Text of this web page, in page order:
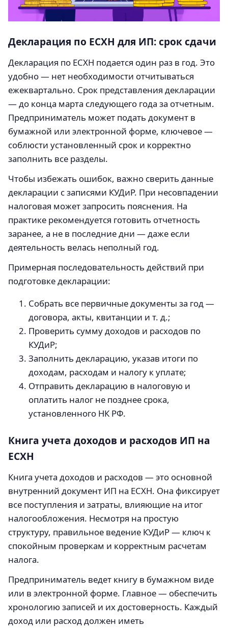
Декларация по ЕСХН для ИП: срок сдачи
Декларация по ЕСХН подается один раз в год. Это
удобно — нет необходимости отчитываться
ежеквартально. Срок представления декларации
— до конца марта следующего года за отчетным.
Предприниматель может подать документ в
бумажной или электронной форме, ключевое —
соблюсти установленный срок и корректно
заполнить все разделы.
Чтобы избежать ошибок, важно сверить данные
декларации с записями КУДиР. При несовпадении
налоговая может запросить пояснения. На
практике рекомендуется готовить отчетность
заранее, а не в последние дни — даже если
деятельность велась неполный год.
Примерная последовательность действий при
подготовке декларации:
Собрать все первичные документы за год —
договора, акты, квитанции и т. д.;
Проверить сумму доходов и расходов по
КУДиР;
Заполнить декларацию, указав итоги по
доходам, расходам и налогу к уплате;
Отправить декларацию в налоговую и
оплатить налог не позднее срока,
установленного НК РФ.
Книга учета доходов и расходов ИП на
ЕСХН
Книга учета доходов и расходов — это основной
внутренний документ ИП на ЕСХН. Она фиксирует
все поступления и затраты, влияющие на итог
налогообложения. Несмотря на простую
структуру, правильное ведение КУДиР — ключ к
спокойным проверкам и корректным расчетам
налога.
Предприниматель ведет книгу в бумажном виде
или в электронной форме. Главное — обеспечить
хронологию записей и их достоверность. Каждый
доход или расход должен иметь